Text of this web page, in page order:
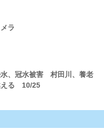
ラ
、冠水被害 村田川、養老
える 10/25